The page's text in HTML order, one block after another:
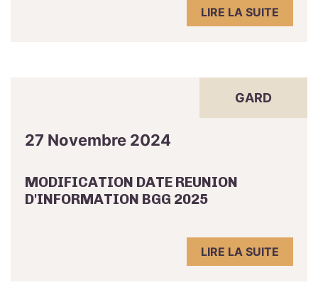
LIRE LA SUITE
GARD
27 Novembre 2024
MODIFICATION DATE REUNION
D'INFORMATION BGG 2025
LIRE LA SUITE